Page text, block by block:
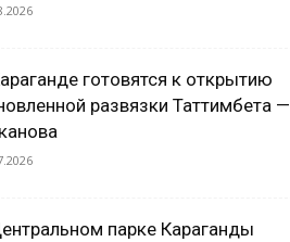
готовятся к открытию
развязки Таттимбета —
парке Караганды